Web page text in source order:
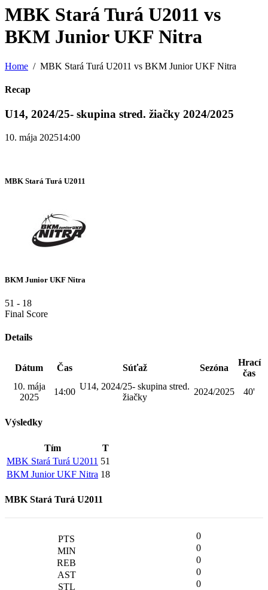
MBK Stará Turá U2011 vs
BKM Junior UKF Nitra
Home MBK Stará Turá U2011 vs BKM Junior UKF Nitra
Recap
U14, 2024/25- skupina stred. žiačky 2024/2025
10. mája 202514:00
MBK Stará Turá U2011
BKM Junior UKF Nitra
51 - 18
Final Score
Details
Dátum Čas Súťaž Sezóna
Hrací
čas
10. mája
2025
14:00
U14, 2024/25- skupina stred.
žiačky
2024/2025 40'
Výsledky
Tím
T
MBK Stará Turá U2011 51
BKM Junior UKF Nitra 18
MBK Stará Turá U2011
0
0
0
0
0